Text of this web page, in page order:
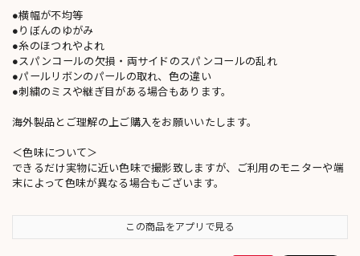
●横幅が不均等
●りぼんのゆがみ
●糸のほつれやよれ
●スパンコールの欠損・両サイドのスパンコールの乱れ
●パールリボンのパールの取れ、色の違い
●刺繍のミスや継ぎ目がある場合もあります。
海外製品とご理解の上ご購入をお願いいたします。
＜色味について＞
できるだけ実物に近い色味で撮影致しますが、ご利用のモニターや端
末によって色味が異なる場合もございます。
この商品をアプリで見る